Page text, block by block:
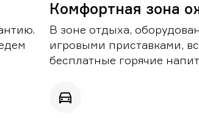
Комфортная зона
В зоне отдыха,
игровыми приставками,
бесплатные горячие